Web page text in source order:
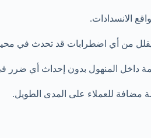
الانسدادات.
ويقلل من أي اضطرابات قد تحدث في
داخل المنهول بدون إحداث أي ضرر
مضافة للعملاء على المدى الطويل.